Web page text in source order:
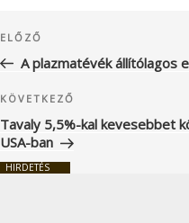
navigáció
Korábbi
bejegyzés
ELŐZŐ
A plazmatévék állítólagos
Következő
bejegyzés
KÖVETKEZŐ
Tavaly 5,5%-kal kevesebbet
USA-ban
HIRDETÉS